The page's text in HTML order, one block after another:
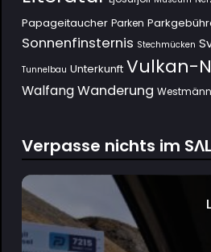
Papageitaucher Parken
Sonnenfinsternis Stechmücken
Tunnelbau Unterkunft Vulkan-
Walfang Wanderung
Verpasse nichts im